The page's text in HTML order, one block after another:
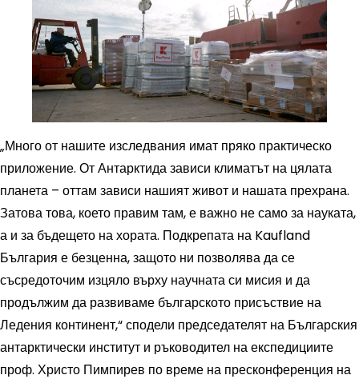
„Много от нашите изследвания имат пряко практическо
приложение. От Антарктида зависи климатът на цялата
планета – оттам зависи нашият живот и нашата прехрана.
Затова това, което правим там, е важно не само за науката,
а и за бъдещето на хората. Подкрепата на Kaufland
България е безценна, защото ни позволява да се
съсредоточим изцяло върху научната си мисия и да
продължим да развиваме българското присъствие на
Ледения континент,“ сподели председателят на Българския
антарктически институт и ръководител на експедициите
проф. Христо Пимпирев по време на пресконференция на